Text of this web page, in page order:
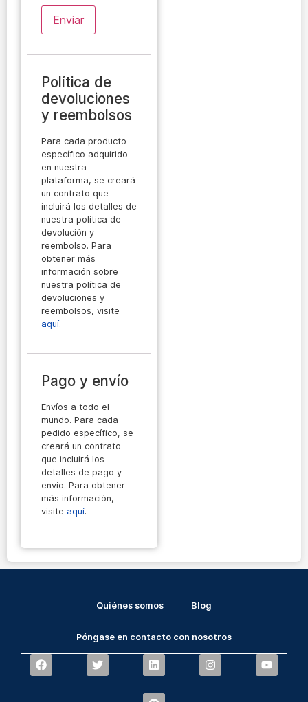
Política de
devoluciones
y reembolsos
Para cada producto
específico adquirido
en nuestra
plataforma, se creará
un contrato que
incluirá los detalles de
nuestra política de
devolución y
reembolso. Para
obtener más
información sobre
nuestra política de
devoluciones y
reembolsos, visite
aquí.
Pago y envío
Envíos a todo el
mundo. Para cada
pedido específico, se
creará un contrato
que incluirá los
detalles de pago y
envío. Para obtener
más información,
visite aquí.
Quiénes somos Blog
Póngase en contacto con nosotros